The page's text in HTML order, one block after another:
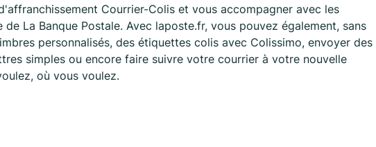
Courrier-Colis et vous accompagner avec les
La Banque Postale. Avec laposte.fr, vous pouvez également, sans
personnalisés, des étiquettes colis avec Colissimo, envoyer des
simples ou encore faire suivre votre courrier à votre nouvelle
où vous voulez.